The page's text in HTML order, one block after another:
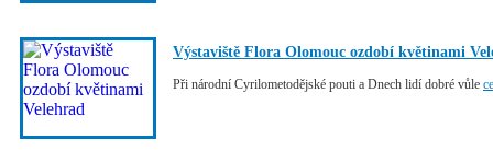
Výstaviště Flora Olomouc ozdobí květinami
Při národní Cyrilometodějské pouti a Dnech lidí dobré vůle